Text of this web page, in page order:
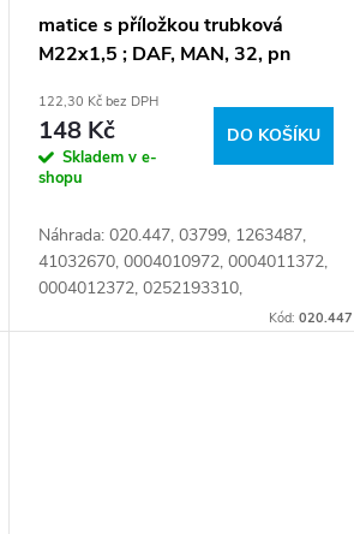
matice s příložkou trubková
M22x1,5 ; DAF, MAN, 32, pn
122,30 Kč bez DPH
148 Kč
Skladem v e-
shopu
DO KOŠÍKU
Náhrada: 020.447, 03799, 1263487,
41032670, 0004010972, 0004011372,
0004012372, 0252193310,
Kód: 020.447